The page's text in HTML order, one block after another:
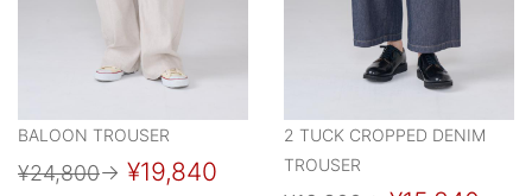
BALOON TROUSER
¥24,800→ ¥19,840
2 TUCK CROPPED DENIM
TROUSER